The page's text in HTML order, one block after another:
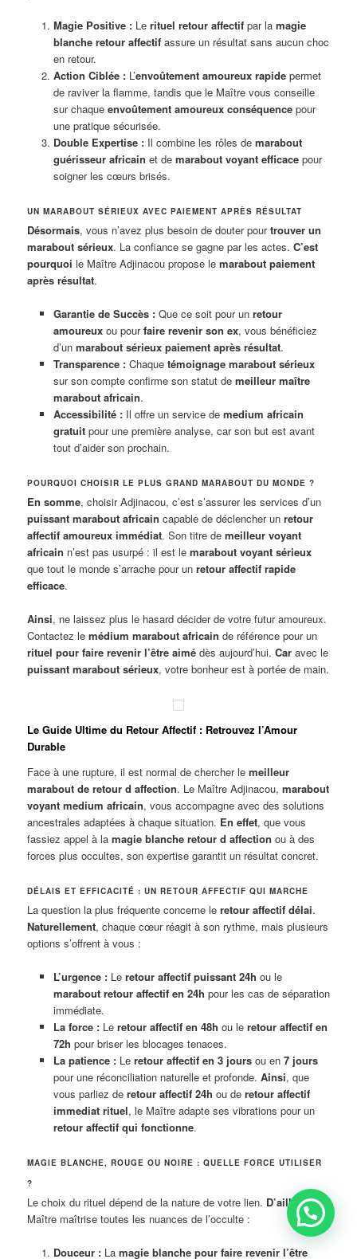
Magie Positive :Le rituel retour affectifpar la magie
blanche retour affectifassure un résultat sans aucun choc
en retour.
Action Ciblée :L’envoûtement amoureux rapidepermet
de raviver la flamme, tandis que le Maître vous conseille
sur chaque envoûtement amoureux conséquencepour
une pratique sécurisée.
Double Expertise :Il combine les rôles de marabout
guérisseur africain et de marabout voyant efficacepour
soigner les cœurs brisés.
UN MARABOUT SÉRIEUX AVEC PAIEMENT APRÈS RÉSULTAT
Désormais, vous n’avez plus besoin de douter pourtrouver un
marabout sérieux. La confiance se gagne par les actes.C’est
pourquoi le Maître Adjinacou propose lemarabout paiement
après résultat.
Garantie de Succès :Que ce soit pour un retour
amoureuxou pourfaire revenir son ex, vous bénéficiez
d’un marabout sérieux paiement après résultat.
Transparence :Chaque témoignage marabout sérieux
sur son compte confirme son statut de meilleur maître
marabout africain.
Accessibilité :Il offre un service de medium africain
gratuitpour une première analyse, car son but est avant
tout d’aider son prochain.
POURQUOI CHOISIR LE PLUS GRAND MARABOUT DU MONDE ?
En somme, choisir Adjinacou, c’est s’assurer les services d’un
puissant marabout africain capable de déclencher unretour
affectif amoureux immédiat. Son titre demeilleur voyant
africain n’est pas usurpé : il est lemarabout voyant sérieux
que tout le monde s’arrache pour unretour affectif rapide
efficace.
Ainsi, ne laissez plus le hasard décider de votre futur amoureux.
Contactez lemédium marabout africain de référence pour un
rituel pour faire revenir l’être aimé dès aujourd’hui.Car avec le
puissant marabout sérieux, votre bonheur est à portée de main.
Le Guide Ultime du Retour Affectif : Retrouvez l’Amour
Durable
Face à une rupture, il est normal de chercher lemeilleur
marabout de retour d affection. Le Maître Adjinacou,marabout
voyant medium africain, vous accompagne avec des solutions
ancestrales adaptées à chaque situation. En effet, que vous
fassiez appel à lamagie blanche retour d affection ou à des
forces plus occultes, son expertise garantit un résultat concret.
DÉLAIS ET EFFICACITÉ : UN RETOUR AFFECTIF QUI MARCHE
La question la plus fréquente concerne leretour affectif délai.
Naturellement, chaque cœur réagit à son rythme, mais plusieurs
options s’offrent à vous :
L’urgence :Le retour affectif puissant 24h ou le
marabout retour affectif en 24h pour les cas de séparation
immédiate.
La force :Le retour affectif en 48h ou le retour affectif en
72h pour briser les blocages tenaces.
La patience :Le retour affectif en 3 joursou en 7 jours
pour une réconciliation naturelle et profonde. Ainsi, que
vous parliez de retour affectif 24h ou de retour affectif
immediat rituel, le Maître adapte ses vibrations pour un
retour affectif qui fonctionne.
MAGIE BLANCHE, ROUGE OU NOIRE : QUELLE FORCE UTILISER
?
Le choix du rituel dépend de la nature de votre lien. D’ailleurs, le
Maître maîtrise toutes les nuances de l’occulte :
Douceur :La magie blanche pour faire revenir l’être